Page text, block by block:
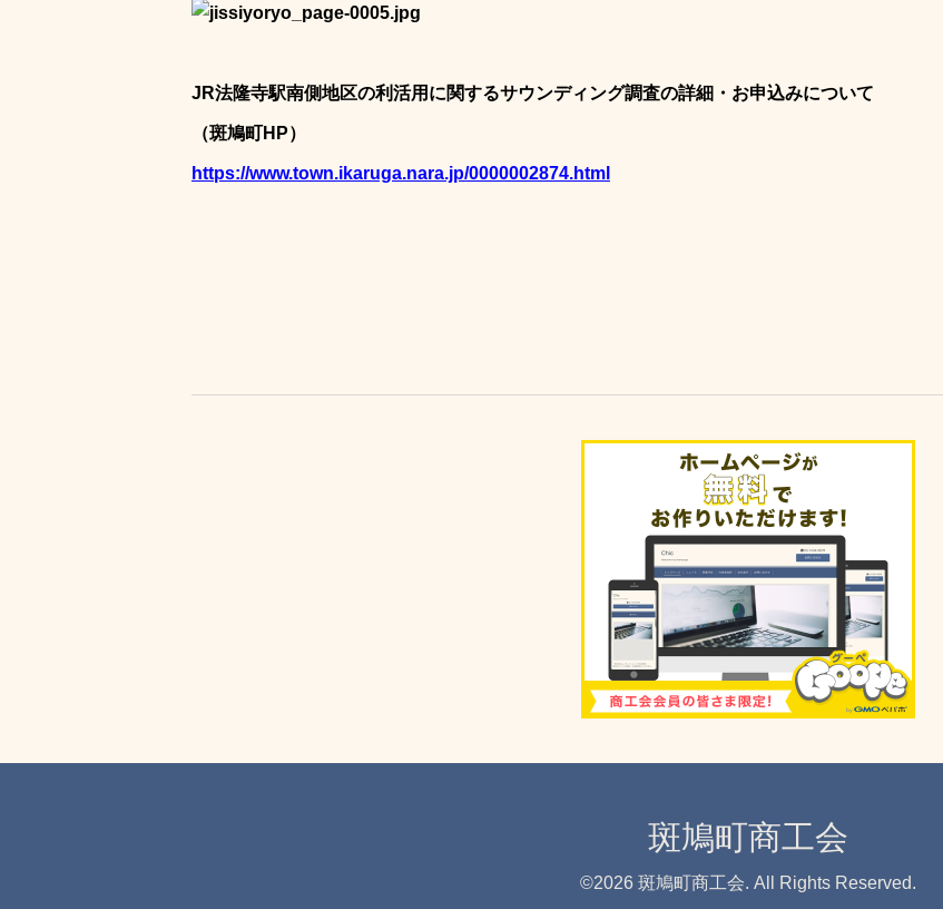
JR法隆寺駅南側地区の利活用に関するサウンディング調査の詳細・お申込みについて
（斑鳩町HP）
https://www.town.ikaruga.nara.jp/0000002874.html
斑鳩町商工会
©2026 斑鳩町商工会. All Rights Reserved.